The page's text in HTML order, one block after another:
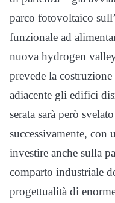
parco fotovoltaico
funzionale ad
nuova hydrogen
prevede la
adiacente gli edifici
serata sarà però
successivamente, con
investire anche sulla
comparto industriale
progettualità di